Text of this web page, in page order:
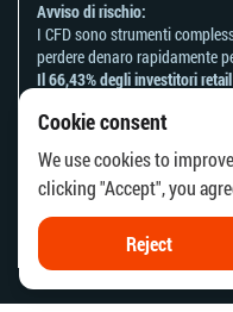
Cookie consent
We use cookies to
clicking "Accept", you
Reject
Avviso di rischio:
I CFD sono strumenti
perdere denaro rapidamente
Il 66,43% degli investitori
Dovresti considerare se
permetterti di correre il rischio
Fai riferimento alla nostra
Le informazioni su questo sito
alcun paese o giurisdizione
informazioni è contrario alla